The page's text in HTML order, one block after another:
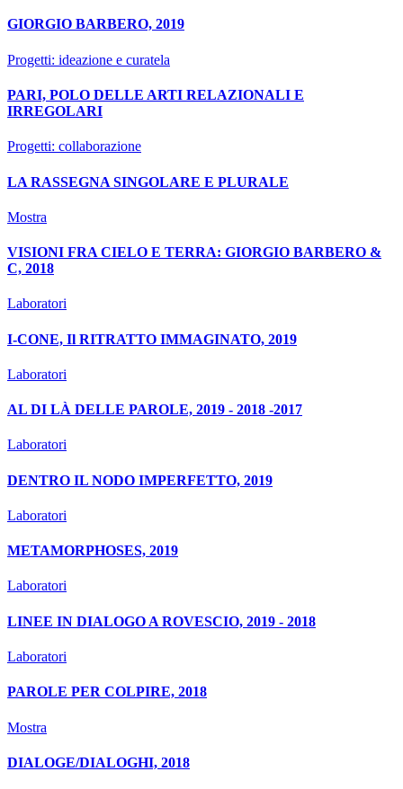
GIORGIO BARBERO, 2019
Progetti: ideazione e curatela
PARI, POLO DELLE ARTI RELAZIONALI E
IRREGOLARI
Progetti: collaborazione
LA RASSEGNA SINGOLARE E PLURALE
Mostra
VISIONI FRA CIELO E TERRA: GIORGIO BARBERO &
C, 2018
Laboratori
I-CONE, Il RITRATTO IMMAGINATO, 2019
Laboratori
AL DI LÀ DELLE PAROLE, 2019 - 2018 -2017
Laboratori
DENTRO IL NODO IMPERFETTO, 2019
Laboratori
METAMORPHOSES, 2019
Laboratori
LINEE IN DIALOGO A ROVESCIO, 2019 - 2018
Laboratori
PAROLE PER COLPIRE, 2018
Mostra
DIALOGE/DIALOGHI, 2018